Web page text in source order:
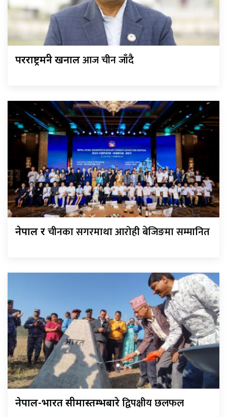
परराष्ट्रमन्त्री खनालआज चीन जाँदै
नेपाल रचीनका सगरमाथा आरोही बेजिङमा सम्मानित
नेपाल-भारत सीमास्तम्भबारेद्विपक्षीय छलफल